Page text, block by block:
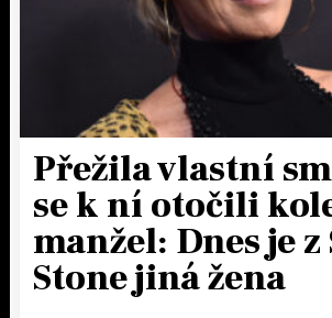
Přežila vlastní
se k ní otočili
manžel: Dnes je
Stone jiná žena